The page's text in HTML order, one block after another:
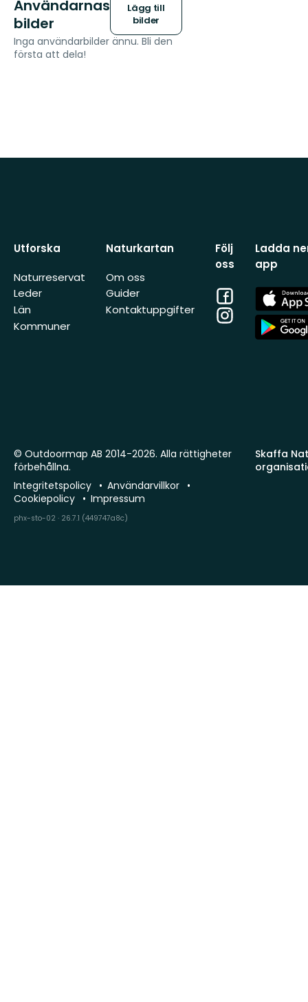
Användarnas
bilder
Lägg till
bilder
Inga användarbilder ännu. Bli den
första att dela!
Utforska
Naturreservat
Leder
Län
Kommuner
Naturkartan
Om oss
Guider
Kontaktuppgifter
Följ
oss
Facebook
Instagram
Ladda
app
App
Store
App
Store
Skaffa
© Outdoormap AB 2014-2026. Alla rättigheter
förbehållna.
Integritetspolicy
Användarvillkor
Cookiepolicy
Impressum
phx-sto-02 · 26.7.1 (449747a8c)